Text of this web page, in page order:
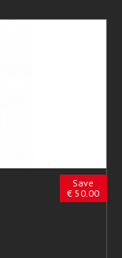
Save
€ 50.00